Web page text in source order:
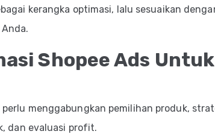
kerangka optimasi, lalu sesuaikan
Shopee Ads Untuk
perlu menggabungkan pemilihan produk,
dan evaluasi profit.